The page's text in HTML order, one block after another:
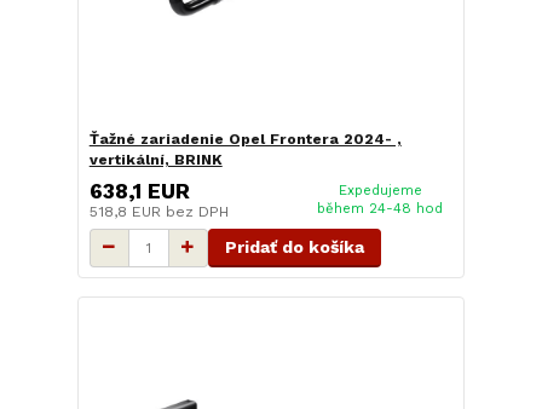
Ťažné zariadenie Opel Frontera 2024- ,
vertikální, BRINK
638,1 EUR
518,8 EUR bez DPH
Expedujeme
během 24-48 hod
Pridať do košíka